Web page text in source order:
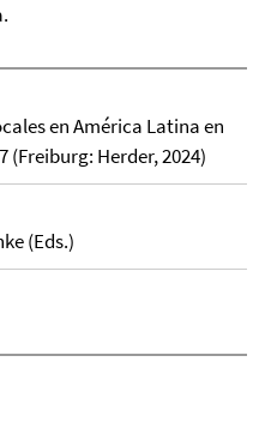
en América Latina en
(Freiburg: Herder, 2024)
(Eds.)